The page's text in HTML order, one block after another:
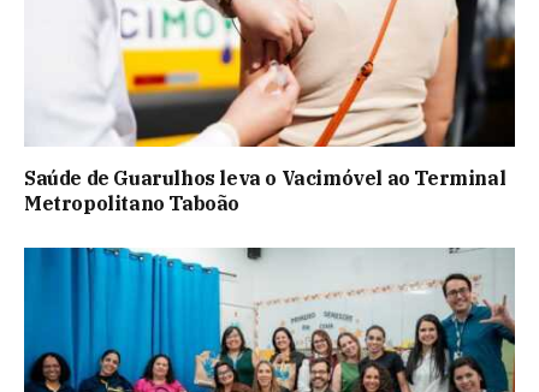
Saúde de Guarulhos leva o Vacimóvel ao Terminal
Metropolitano Taboão